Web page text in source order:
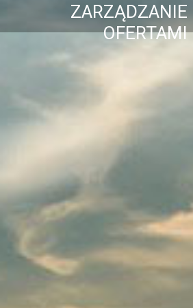
ZARZĄDZANIE
OFERTAMI